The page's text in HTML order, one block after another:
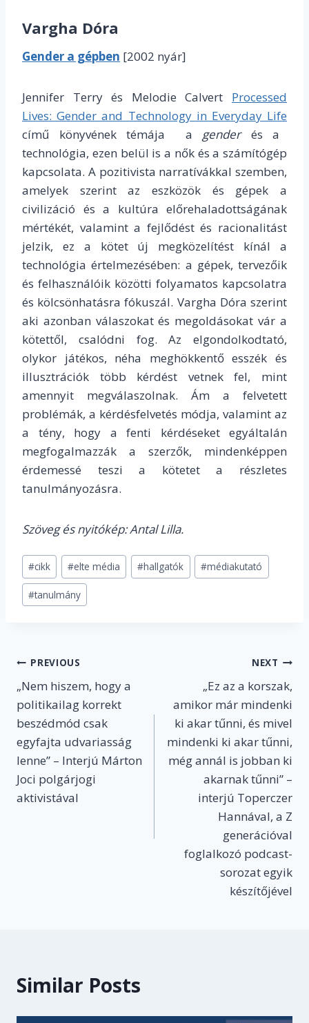
Vargha Dóra
Gender a gépben [2002 nyár]
Jennifer Terry és Melodie Calvert Processed
Lives: Gender and Technology in Everyday Life
című könyvének témája a gender és a
technológia, ezen belül is a nők és a számítógép
kapcsolata. A pozitivista narratívákkal szemben,
amelyek szerint az eszközök és gépek a
civilizáció és a kultúra előrehaladottságának
mértékét, valamint a fejlődést és racionalitást
jelzik, ez a kötet új megközelítést kínál a
technológia értelmezésében: a gépek, tervezőik
és felhasználóik közötti folyamatos kapcsolatra
és kölcsönhatásra fókuszál. Vargha Dóra szerint
aki azonban válaszokat és megoldásokat vár a
kötettől, csalódni fog. Az elgondolkodtató,
olykor játékos, néha meghökkentő esszék és
illusztrációk több kérdést vetnek fel, mint
amennyit megválaszolnak. Ám a felvetett
problémák, a kérdésfelvetés módja, valamint az
a tény, hogy a fenti kérdéseket egyáltalán
megfogalmazzák a szerzők, mindenképpen
érdemessé teszi a kötetet a részletes
tanulmányozásra.
Szöveg és nyitókép: Antal Lilla.
Post
Tags:
#cikk #elte média #hallgatók #médiakutató
#tanulmány
Post
navigation
PREVIOUS
„Nem hiszem, hogy a
politikailag korrekt
beszédmód csak
egyfajta udvariasság
lenne” – Interjú Márton
Joci polgárjogi
aktivistával
NEXT
„Ez az a korszak,
amikor már mindenki
ki akar tűnni, és mivel
mindenki ki akar tűnni,
még annál is jobban ki
akarnak tűnni” –
interjú Toperczer
Hannával, a Z
generációval
foglalkozó podcast-
sorozat egyik
készítőjével
Similar Posts